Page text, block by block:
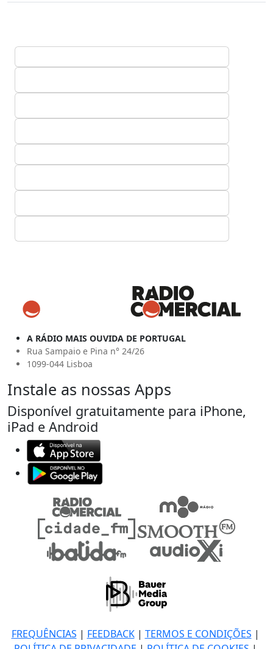
A RÁDIO MAIS OUVIDA DE PORTUGAL
Rua Sampaio e Pina n° 24/26
1099-044 Lisboa
Instale as nossas Apps
Disponível gratuitamente para iPhone,
iPad e Android
FREQUÊNCIAS | FEEDBACK| TERMOS E CONDIÇÕES |